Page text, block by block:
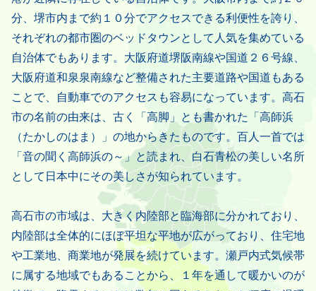
分、堺市内まで約１０分でアクセスできる利便性を誇り、
それぞれの都市圏のベッドタウンとして人気を集めている
自治体でもあります。大阪府道堺阪南線や国道２６号線、
大阪府道和泉泉南線など整備された主要道路や国道もある
ことで、自動車でのアクセスも容易になっています。高石
市の名前の由来は、古く「高脚」とも書かれた「高師浜
（たかしのはま）」の地からきたものです。百人一首では
「音の聞く高師浜の～」と読まれ、白石青松の美しい名所
として日本中にその美しさが知られています。
高石市の市域は、大きく内陸部と臨海部に分かれており、
内陸部は全体的にほぼ平坦な平地が広がっており、住宅地
や工業地、商業地が発展を続けています。瀬戸内式気候帯
に属する地域でもあることから、１年を通して暖かいのが